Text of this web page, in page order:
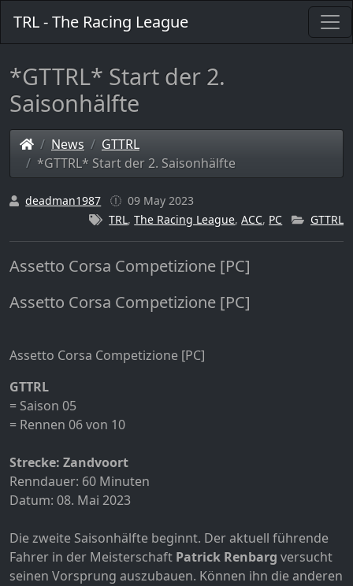
TRL - The Racing League
*GTTRL* Start der 2.
Saisonhälfte
News
GTTRL
*GTTRL* Start der 2. Saisonhälfte
deadman1987
09 May 2023
TRL,The Racing League,ACC, PC GTTRL
Assetto Corsa Competizione [PC]
Assetto Corsa Competizione [PC]
Assetto Corsa Competizione [PC]
GTTRL
= Saison 05
= Rennen 06 von 10
Strecke: Zandvoort
Renndauer: 60 Minuten
Datum: 08. Mai 2023
Die zweite Saisonhälfte beginnt. Der aktuell führende
Fahrer in der Meisterschaft Patrick Renbarg versucht
seinen Vorsprung auszubauen. Können ihn die anderen